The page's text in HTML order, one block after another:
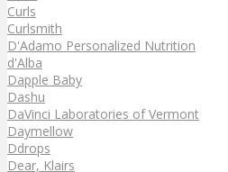
Curls
Curlsmith
D'Adamo Personalized Nutrition
d'Alba
Dapple Baby
Dashu
DaVinci Laboratories of Vermont
Daymellow
Ddrops
Dear, Klairs